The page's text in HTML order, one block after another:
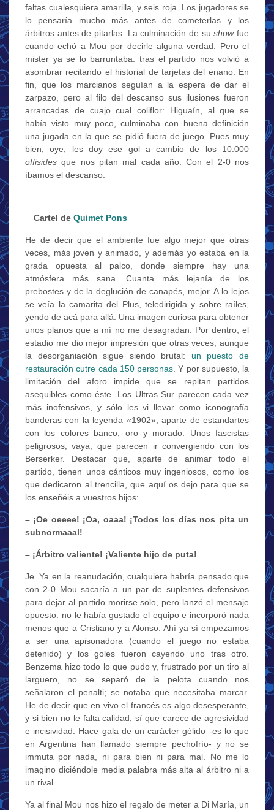
faltas cualesquiera amarilla, y seis roja. Los jugadores se
lo pensaría mucho más antes de cometerlas y los
árbitros antes de pitarlas. La culminación de sushowfue
cuando echó a Mou por decirle alguna verdad. Pero el
mister ya se lo barruntaba: tras el partido nos volvió a
asombrar recitando el historial de tarjetas del enano. En
fin, que los marcianos seguían a la espera de dar el
zarpazo, pero al filo del descanso sus ilusiones fueron
arrancadas de cuajo cual coliflor: Higuaín, al que se
había visto muy poco, culminaba con buena definición
una jugada en la que se pidió fuera de juego. Pues muy
bien, oye, les doy ese gol a cambio de los 10.000
offisidesque nos pitan mal cada año. Con el 2-0 nos
íbamos el descanso.
Cartel de Quimet Pons
He de decir que el ambiente fue algo mejor que otras
veces, más joven y animado, y además yo estaba en la
grada opuesta al palco, donde siempre hay una
atmósfera más sana. Cuanta más lejanía de los
prebostes y de la deglución de canapés, mejor. A lo lejos
se veía la camarita del Plus, teledirigida y sobre raíles,
yendo de acá para allá. Una imagen curiosa para obtener
unos planos que a mí no me desagradan. Por dentro, el
estadio me dio mejor impresión que otras veces, aunque
la desorganiación sigue siendo brutal: un puesto de
restauración cutre cada 150 personas . Y por supuesto, la
limitación del aforo impide que se repitan partidos
asequibles como éste. Los Ultras Sur parecen cada vez
más inofensivos, y sólo les vi llevar como iconografía
banderas con la leyenda «1902», aparte de estandartes
con los colores banco, oro y morado. Unos fascistas
peligrosos, vaya, que parecen ir convergiendo con los
Berserker. Destacar que, aparte de animar todo el
partido, tienen unos cánticos muy ingeniosos, como los
que dedicaron al trencilla, que aquí os dejo para que se
los enseñéis a vuestros hijos:
– ¡Oe oeeee! ¡Oa, oaaa! ¡Todos los días nos pita un
subnormaaal!
– ¡Árbitro valiente! ¡Valiente hijo de puta!
Je. Ya en la reanudación, cualquiera habría pensado que
con 2-0 Mou sacaría a un par de suplentes defensivos
para dejar al partido morirse solo, pero lanzó el mensaje
opuesto: no le había gustado el equipo e incorporó nada
menos que a Cristiano y a Alonso. Ahí ya sí empezamos
a ser una apisonadora (cuando el juego no estaba
detenido) y los goles fueron cayendo uno tras otro.
Benzema hizo todo lo que pudo y, frustrado por un tiro al
larguero, no se separó de la pelota cuando nos
señalaron el penalti; se notaba que necesitaba marcar.
He de decir que en vivo el francés es algo desesperante,
y si bien no le falta calidad, sí que carece de agresividad
e incisividad. Hace gala de un carácter gélido -es lo que
en Argentina han llamado siempre pechofrío- y no se
immuta por nada, ni para bien ni para mal. No me lo
imagino diciéndole media palabra más alta al árbitro ni a
un rival.
Ya al final Mou nos hizo el regalo de meter a Di María, un